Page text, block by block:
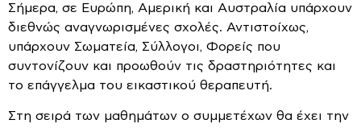
Σήμερα, σε Ευρώπη, Αμερική και Αυστραλία υπάρχουν
διεθνώς αναγνωρισμένες σχολές. Αντιστοίχως,
υπάρχουν Σωματεία, Σύλλογοι, Φορείς που
συντονίζουν και προωθούν τις δραστηριότητες και
το επάγγελμα του εικαστικού θεραπευτή.
Στη σειρά των μαθημάτων ο συμμετέχων θα έχει την